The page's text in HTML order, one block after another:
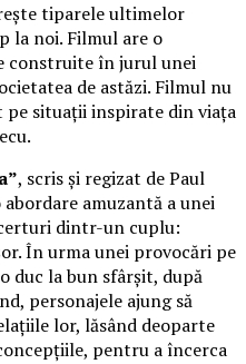
tiparele ultimelor
la noi. Filmul are o
construite în jurul unei
de astăzi. Filmul nu
situații inspirate din viața
, scris și regizat de Paul
amuzantă a unei
dintr-un cuplu:
În urma unei provocări pe
duc la bun sfârșit, după
personajele ajung să
lor, lăsând deoparte
pentru a încerca